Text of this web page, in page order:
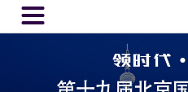
